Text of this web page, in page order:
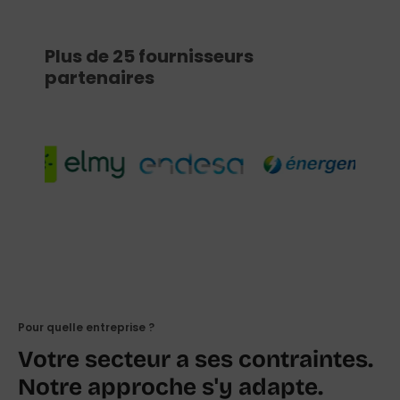
Plus de 25fournisseurs
partenaires
Pour quelle entreprise ?
Votre secteur a ses contraintes.
Notre approche s'y adapte.